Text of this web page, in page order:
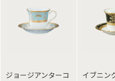
ジョージアンターコ
イブニン